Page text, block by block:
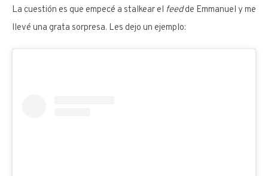
La cuestión es que empecé a stalkear el feedde Emmanuel y me
llevé una grata sorpresa. Les dejo un ejemplo: